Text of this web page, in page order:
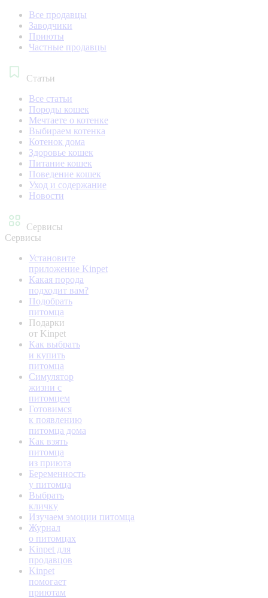
Все продавцы
Заводчики
Приюты
Частные продавцы
Статьи
Все статьи
Породы кошек
Мечтаете о котенке
Выбираем котенка
Котенок дома
Здоровье кошек
Питание кошек
Поведение кошек
Уход и содержание
Новости
Сервисы
Сервисы
Установите
приложение Kinpet
Какая порода
подходит вам?
Подобрать
питомца
Подарки
от Kinpet
Как выбрать
и купить
питомца
Симулятор
жизни с
питомцем
Готовимся
к появлению
питомца дома
Как взять
питомца
из приюта
Беременность
у питомца
Выбрать
кличку
Изучаем эмоции питомца
Журнал
о питомцах
Kinpet для
продавцов
Kinpet
помогает
приютам